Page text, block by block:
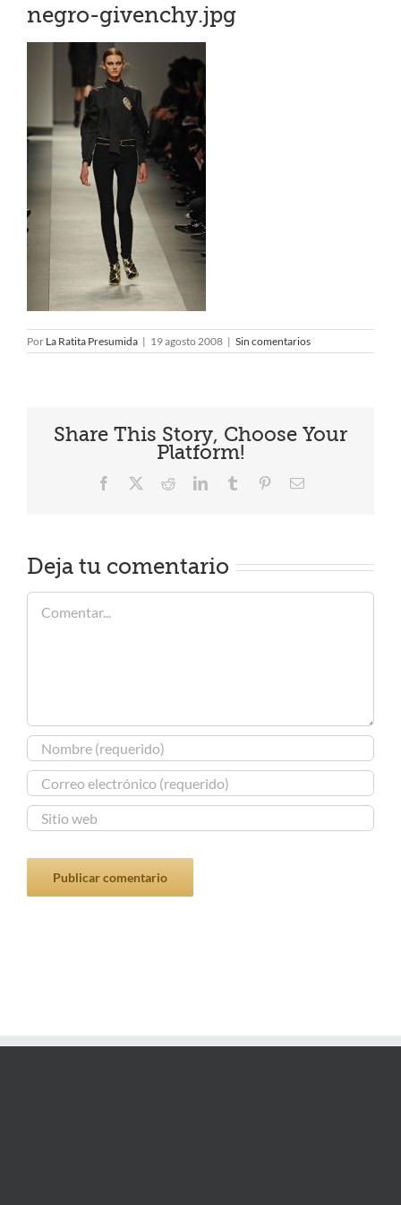
negro-givenchy.jpg
Por La Ratita Presumida | 19 agosto 2008 | Sin comentarios
Share This Story, Choose Your
Platform!
Facebook RedditLinkedInTumblr PinterestCorreo
Deja tu comentario
Comentar